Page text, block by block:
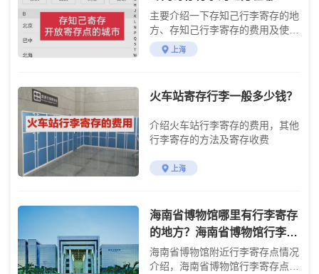
主要介绍一下存知己行李寄存的地
方、存知己行李寄存的费用及使用
方法
上海
火车站寄存行李一般多少钱？
介绍火车站行李寄存的费用，其他
行李寄存的方法及寄存收费
上海
海南省博物馆哪里有行李寄存
的地方？海南省博物馆行李寄
存怎么收费？
海南省博物馆附近行李寄存点情况
介绍，海南省博物馆行李寄存点收